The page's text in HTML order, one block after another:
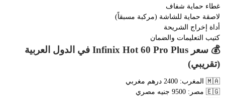
غطاء حماية شفاف
لاصقة حماية للشاشة (مركبة مسبقاً)
أداة إخراج الشريحة
كتيب التعليمات والضمان
💰 سعر Infinix Hot 60 Pro Plus في الدول العربية
(تقريبي)
🇲🇦 المغرب: 2400 درهم مغربي
🇪🇬 مصر: 9500 جنيه مصري